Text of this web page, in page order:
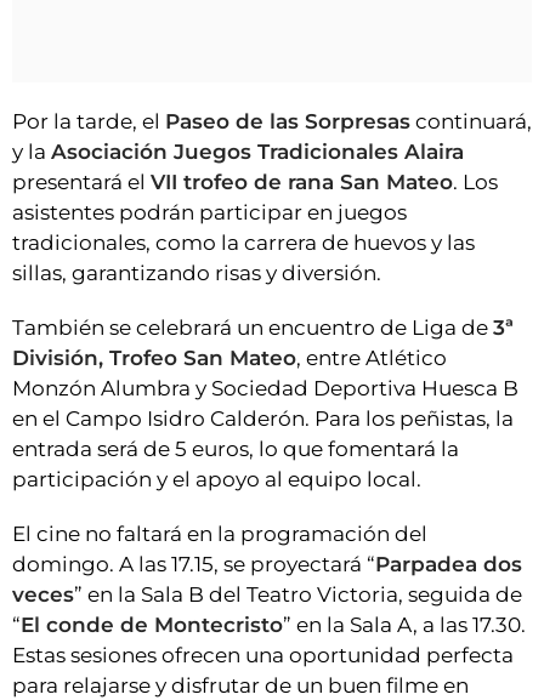
Por la tarde, el Paseo de las Sorpresas continuará,
y la Asociación Juegos Tradicionales Alaira
presentará el VII trofeo de rana San Mateo. Los
asistentes podrán participar en juegos
tradicionales, como la carrera de huevos y las
sillas, garantizando risas y diversión.
También se celebrará un encuentro de Liga de 3ª
División, Trofeo San Mateo, entre Atlético
Monzón Alumbra y Sociedad Deportiva Huesca B
en el Campo Isidro Calderón. Para los peñistas, la
entrada será de 5 euros, lo que fomentará la
participación y el apoyo al equipo local.
El cine no faltará en la programación del
domingo. A las 17.15, se proyectará “Parpadea dos
veces” en la Sala B del Teatro Victoria, seguida de
“El conde de Montecristo” en la Sala A, a las 17.30.
Estas sesiones ofrecen una oportunidad perfecta
para relajarse y disfrutar de un buen filme en